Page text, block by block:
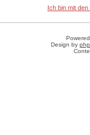
Ich bin mit
Design by